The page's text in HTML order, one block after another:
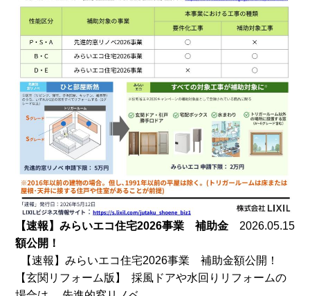
【速報】みらいエコ住宅2026事業 補助金
額公開！
2026.05.15
【速報】みらいエコ住宅2026事業 補助金額公開！
【玄関リフォーム版】 採風ドアや水回りリフォームの